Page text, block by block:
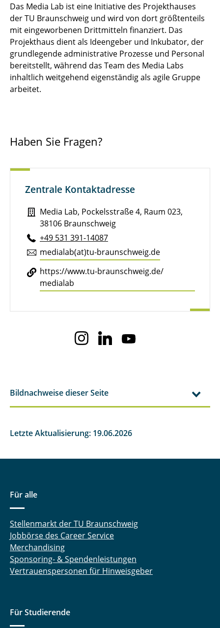
Das Media Lab ist eine Initiative des Projekthauses
der TU Braunschweig und wird von dort größtenteils
mit eingeworbenen Drittmitteln finanziert. Das
Projekthaus dient als Ideengeber und Inkubator, der
grundlegende administrative Prozesse und Personal
bereitstellt, während das Team des Media Labs
inhaltlich weitgehend eigenständig als agile Gruppe
arbeitet.
Haben Sie Fragen?
Zentrale Kontaktadresse
Media Lab, Pockelsstraße 4, Raum 023,
38106 Braunschweig
+49 531 391-14087
me­di­al­ab(at)tu-braun­schweig.de
https://​www.​tu-​braunschweig.​de/​
medialab
Bildnachweise dieser Seite
Letzte Aktualisierung: 19.06.2026
Für alle
Stellenmarkt der TU Braunschweig
Jobbörse des Career Service
Merchandising
Sponsoring- & Spendenleistungen
Vertrauenspersonen für Hinweisgeber
Für Studierende